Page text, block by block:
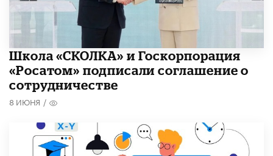
Школа «СКОЛКА» и Госкорпорация
«Росатом» подписали соглашение о
сотрудничестве
8 ИЮНЯ /